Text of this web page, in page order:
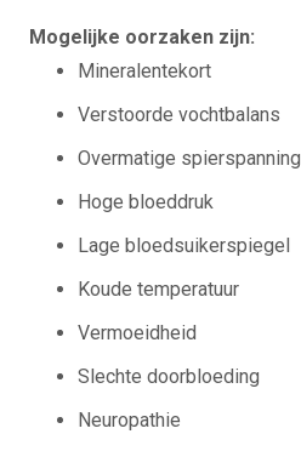
Mogelijke oorzaken zijn:
Mineralentekort
Verstoorde vochtbalans
Overmatige spierspanning
Hoge bloeddruk
Lage bloedsuikerspiegel
Koude temperatuur
Vermoeidheid
Slechte doorbloeding
Neuropathie